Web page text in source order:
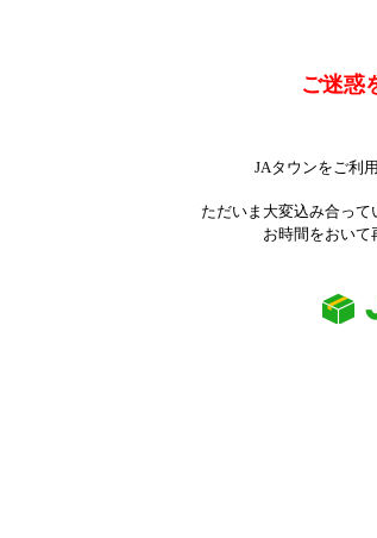
ご迷惑
JAタウンをご利
ただいま大変込み合って
お時間をおいて